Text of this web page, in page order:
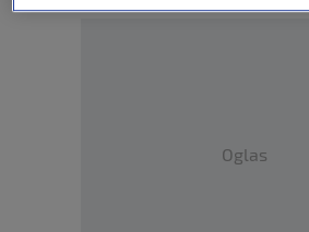
Oglas